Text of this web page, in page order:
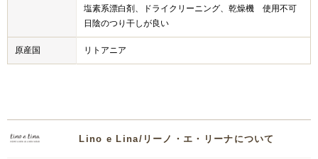
塩素系漂白剤、ドライクリーニング、乾燥機 使用不可
日陰のつり干しが良い
原産国 リトアニア
Lino e Lina/リーノ・エ・リーナについて